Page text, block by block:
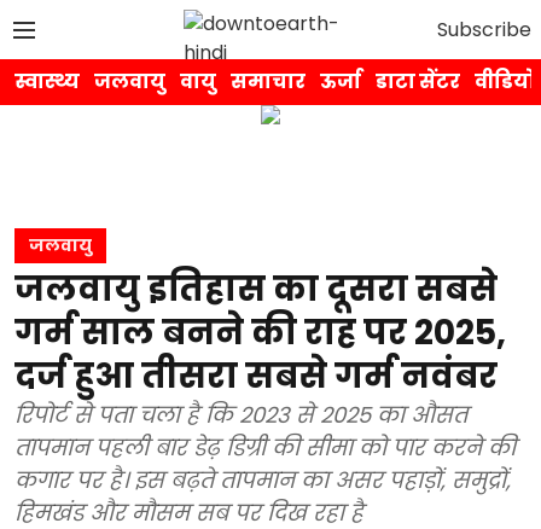
Subscribe
स्वास्थ्य जलवायु वायु समाचार ऊर्जा डाटा सेंटर वीडियो
जलवायु
जलवायु इतिहास का दूसरा सबसे
गर्म साल बनने की राह पर 2025,
दर्ज हुआ तीसरा सबसे गर्म नवंबर
रिपोर्ट से पता चला है कि 2023 से 2025 का औसत
तापमान पहली बार डेढ़ डिग्री की सीमा को पार करने की
कगार पर है। इस बढ़ते तापमान का असर पहाड़ों, समुद्रों,
हिमखंड और मौसम सब पर दिख रहा है